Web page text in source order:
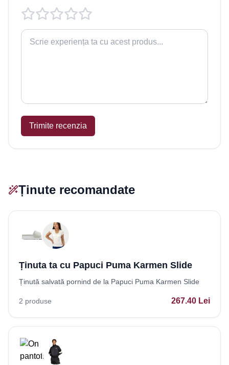
Trimite recenzia
Ținute recomandate
Ținuta ta cu Papuci Puma Karmen Slide
Ținută salvată pornind de la Papuci Puma Karmen Slide
2 produse 267.40 Lei